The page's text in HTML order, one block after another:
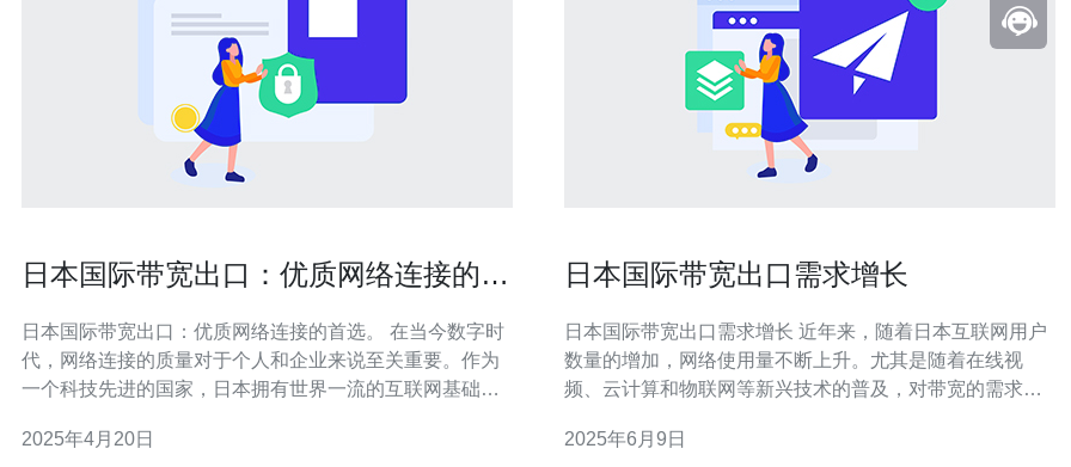
日本国际带宽出口：优质网络连接的首
日本国际带宽出口：优质网络连接的首选。 在当今数字时
代，网络连接的质量对于个人和企业来说至关重要。作为
一个科技先进的国家，日本拥有世界一流的互联网基础设
速和可靠的网络连接，成为优质网络连接的首选。 日本国
2025年4月20日
日本国际带宽出口需求增长
日本国际带宽出口需求增长 近年来，随着日本互联网用户
数量的增加，网络使用量不断上升。尤其是随着在线视
频、云计算和物联网等新兴技术的普及，对带宽的需求也
在加大对数字化转型的投资。随之而来的是对网络带宽的
2025年6月9日